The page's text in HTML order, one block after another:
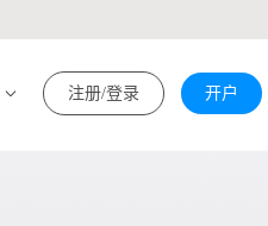
注册/登录 开户